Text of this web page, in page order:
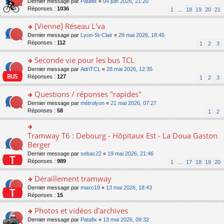
nt
s
ré
e
nt
n
lu
le
pl
u
s
ré
e
nt
e
n
o
n
lu
le
pl
u
s
ré
c
nt
e
s
s
a
g
e
n
lu
le
pl
u
s
ré
nt
n
s
ult
er
le
m
e
s
s
a
g
n
o
n
lu
le
u
s
ré
nt
Réponses : 1036 1 18 19 20 21
o
n
s
ult
er
le
m
e
s
s
a
g
e
n
o
n
lu
le
pl
u
s
ré
c
nt
[Vienne] Réseau L'va
Dernier message par Lyon-St-Clair « 29 mai 2026, 18:45
Réponses : 112 1 2 3
o
n
s
ult
er
le
m
e
s
a
g
e
n
lu
le
pl
u
s
Seconde vie pour les bus TCL
Dernier message par AdriTCL « 28 mai 2026, 12:35
Réponses : 127 1 2 3
o
n
s
ult
er
le
m
e
s
s
a
g
e
n
o
n
Questions / réponses "rapides"
Dernier message par métrolyon « 21 mai 2026, 07:27
Réponses : 58 1 2
o
n
ult
er
le
m
e
s
s
a
g
Tramway T6 : Debourg - Hôpitaux Est - La Doua Gaston
Berger
Dernier message par sebac22 « 19 mai 2026, 21:46
Réponses : 989 1 17 18 19 20
o
n
s
ult
er
Déraillement tramway
Dernier message par maxc19 « 13 mai 2026, 18:43
Réponses : 15
o
Photos et vidéos d'archives
Dernier message par Patafix « 13 mai 2026, 09:32